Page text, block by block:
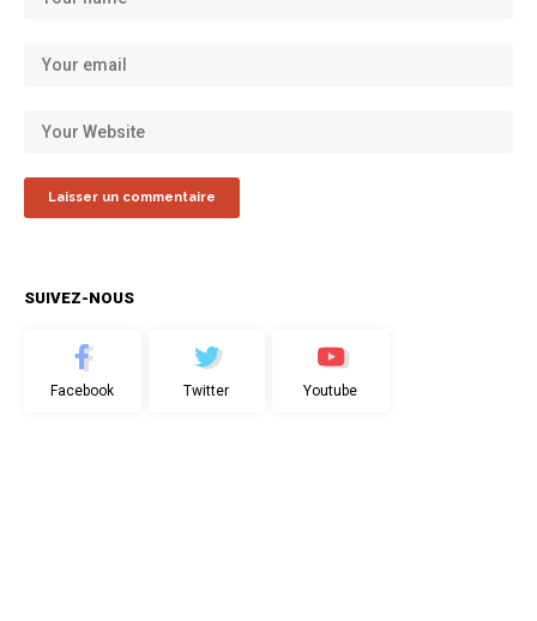
SUIVEZ-NOUS
Facebook Twitter Youtube